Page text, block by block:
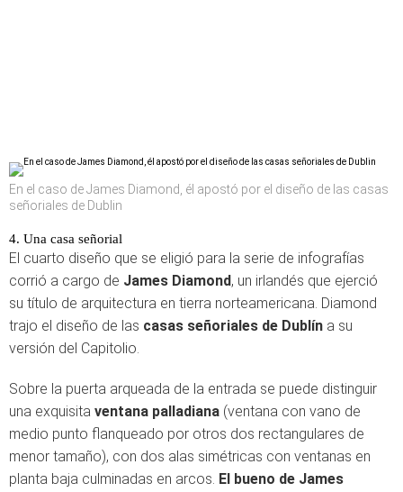
En el caso de James Diamond, él apostó por el diseño de las casas
señoriales de Dublin
4. Una casa señorial
El cuarto diseño que se eligió para la serie de infografías
corrió a cargo de James Diamond, un irlandés que ejerció
su título de arquitectura en tierra norteamericana. Diamond
trajo el diseño de las casas señoriales de Dublín a su
versión del Capitolio.
Sobre la puerta arqueada de la entrada se puede distinguir
una exquisita ventana palladiana (ventana con vano de
medio punto flanqueado por otros dos rectangulares de
menor tamaño), con dos alas simétricas con ventanas en
planta baja culminadas en arcos. El bueno de James